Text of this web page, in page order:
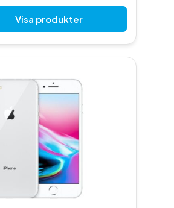
Visa produkter